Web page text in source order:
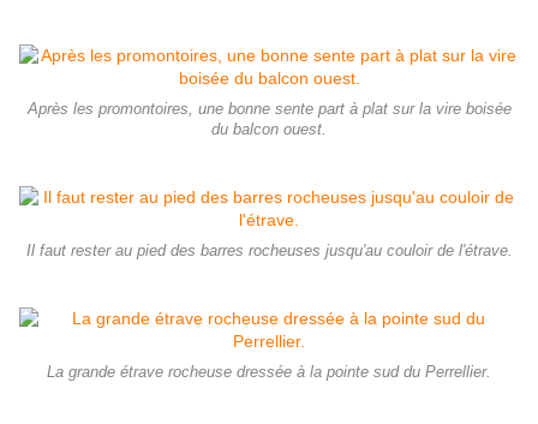
Après les promontoires, une bonne sente part à plat sur la vire boisée
du balcon ouest.
Il faut rester au pied des barres rocheuses jusqu'au couloir de l'étrave.
La grande étrave rocheuse dressée à la pointe sud du Perrellier.